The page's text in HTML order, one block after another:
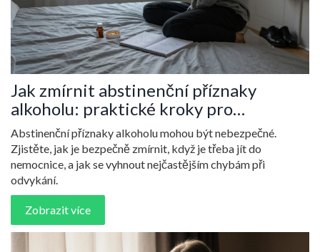
Jak zmírnit abstinenční příznaky
alkoholu: praktické kroky pro
bezpečný odvykání
Abstinenční příznaky alkoholu mohou být nebezpečné.
Zjistěte, jak je bezpečně zmírnit, když je třeba jít do
nemocnice, a jak se vyhnout nejčastějším chybám při
odvykání.
Zobrazit více